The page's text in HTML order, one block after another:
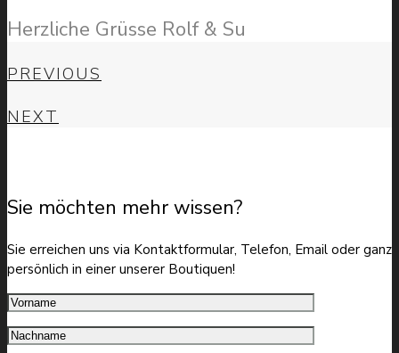
Herzliche Grüsse Rolf & Su
PREVIOUS
NEXT
Sie möchten mehr wissen?
Sie erreichen uns via Kontaktformular, Telefon, Email oder ganz
persönlich in einer unserer Boutiquen!